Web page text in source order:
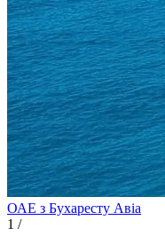
ОАЕ з Бухаресту Авіа
1 /